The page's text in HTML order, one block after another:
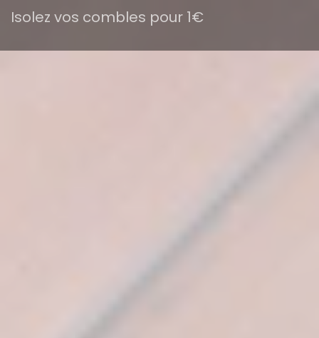
Isolez vos combles pour 1€